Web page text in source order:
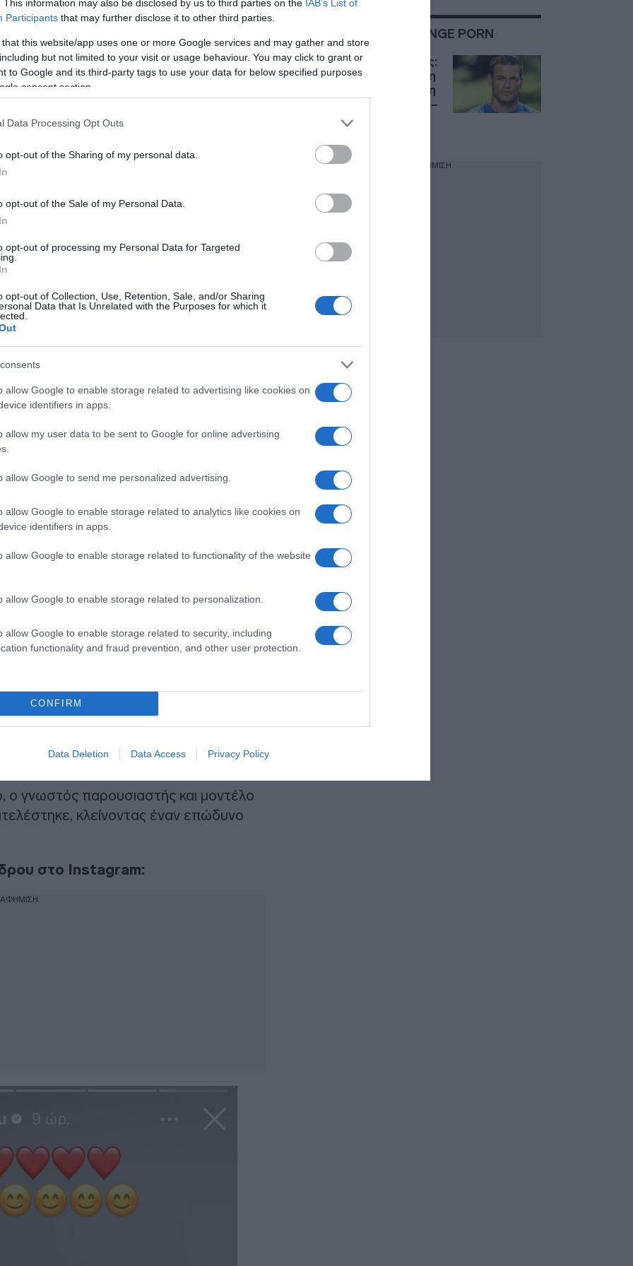
This information may also be disclosed by us to third parties on the IAB’s List of
Participants that may further disclose it to other third parties.
that this website/app uses one or more Google services and may gather and store
but not limited to your visit or usage behaviour. You may click to grant or
to Google and its third-party tags to use your data for below specified purposes
consent section.
Data Processing Opt Outs
opt-out of the Sharing of my personal data.
opt-out of the Sale of my Personal Data.
opt-out of processing my Personal Data for Targeted
opt-out of Collection, Use, Retention, Sale, and/or Sharing
Data that Is Unrelated with the Purposes for which it
allow Google to enable storage related to advertising like cookies on
identifiers in apps.
allow my user data to be sent to Google for online advertising
allow Google to send me personalized advertising.
allow Google to enable storage related to analytics like cookies on
identifiers in apps.
allow Google to enable storage related to functionality of the website
allow Google to enable storage related to personalization.
allow Google to enable storage related to security, including
functionality and fraud prevention, and other user protection.
CONFIRM
Data Deletion Data Access Privacy Policy
της εισαγγελέως και
παράνομα προσωπικά δεδομένα
από πλευράς της
του υλικού αποτελούσε μια
η ηθική υπόσταση και η
πρώτη στιγμή βρέθηκε ο πρώην
της,
ο ίδιος θέλησε να εκφράσει
για την έκβαση της δίκης.
ανάρτηση που εξέφραζε τη στήριξή
ο ίδιος
γνωστός παρουσιαστής και μοντέλο
κλείνοντας έναν επώδυνο
στο Instagram:
ΣΧΕΤΙΚΑ ΜΕ:REVENGE PORN
Δημήτρης Φιντιρίκος:
Η πρώτη συνέντευξη
για την Ιωάννα Τούνη
και το revenge porn –
“Έχει ψυχή
ΔΙΑΦΗΜΙΣΗ